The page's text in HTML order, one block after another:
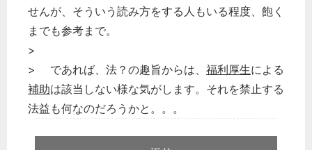
せんが、そういう読み方をする人もいる程度、飽く
までも参考まで。
>
> であれば、法？の趣旨からは、 福利厚生による
補助は該当しない様な気がします。それを禁止する
法益も何なのだろうかと。。。